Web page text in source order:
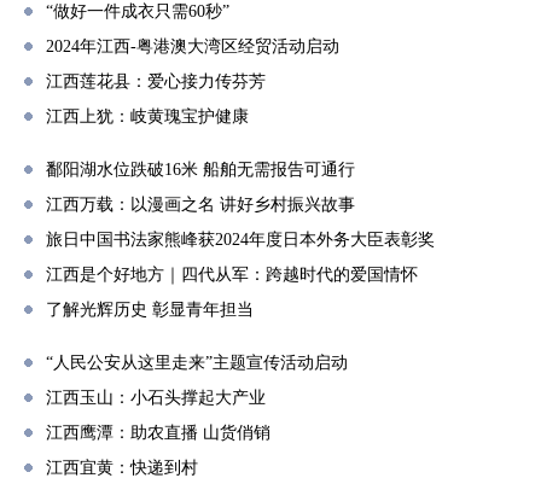
“做好一件成衣只需60秒”
2024年江西-粤港澳大湾区经贸活动启动
江西莲花县：爱心接力传芬芳
江西上犹：岐黄瑰宝护健康
鄱阳湖水位跌破16米 船舶无需报告可通行
江西万载：以漫画之名 讲好乡村振兴故事
旅日中国书法家熊峰获2024年度日本外务大臣表彰奖
江西是个好地方｜四代从军：跨越时代的爱国情怀
了解光辉历史 彰显青年担当
“人民公安从这里走来”主题宣传活动启动
江西玉山：小石头撑起大产业
江西鹰潭：助农直播 山货俏销
江西宜黄：快递到村